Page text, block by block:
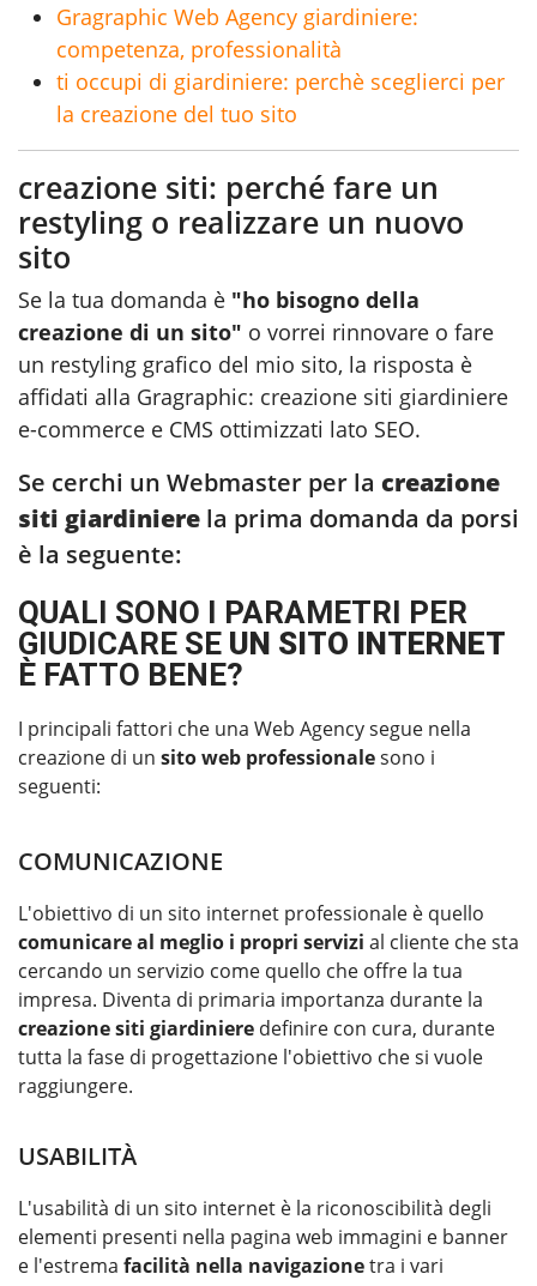
Gragraphic Web Agency giardiniere:
competenza, professionalità
ti occupi di giardiniere: perchè sceglierci per
la creazione del tuo sito
creazione siti: perché fare un
restyling o realizzare un nuovo
sito
Se la tua domanda è "ho bisogno della
creazione di un sito" o vorrei rinnovare o fare
un restyling grafico del mio sito, la risposta è
affidati alla Gragraphic: creazione siti giardiniere
e-commerce e CMS ottimizzati lato SEO.
Se cerchi un Webmaster per la creazione
siti giardiniere la prima domanda da porsi
è la seguente:
QUALI SONO I PARAMETRI PER
GIUDICARE SE UN SITO INTERNET
È FATTO BENE?
I principali fattori che una Web Agency segue nella
creazione di un sito web professionalesono i
seguenti:
COMUNICAZIONE
L'obiettivo di un sito internet professionale è quello
comunicare al meglio i propri servizi al cliente che sta
cercando un servizio come quello che offre la tua
impresa. Diventa di primaria importanza durante la
creazione siti giardiniere definire con cura, durante
tutta la fase di progettazione l'obiettivo che si vuole
raggiungere.
USABILITÀ
L'usabilità di un sito internet è la riconoscibilità degli
elementi presenti nella pagina web immagini e banner
e l'estrema facilità nella navigazionetra i vari